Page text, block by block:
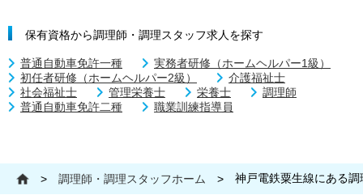
保有資格から調理師・調理スタッフ求人を探す
普通自動車免許一種
実務者研修（ホームヘルパー1級）
初任者研修（ホームヘルパー2級）
介護福祉士
社会福祉士
管理栄養士 栄養士
調理師
普通自動車免許二種
職業訓練指導員
> 調理師・調理スタッフホーム > 神戸電鉄粟生線にある